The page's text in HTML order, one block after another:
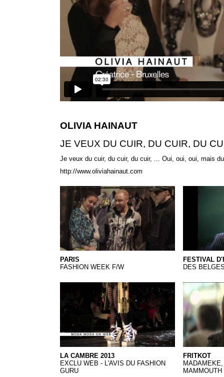
OLIVIA HAINAUT
JE VEUX DU CUIR, DU CUIR, DU
Je veux du cuir, du cuir, du cuir, ... Oui, oui, oui, mais
http://www.oliviahainaut.com
PARIS MIX TV.Qkt
PARIS
FASHION WEEK F/W
FESTIVAL
DES
LA CAMBRE 2013.Qkt
LA CAMBRE 2013
EXCLU WEB - L'AVIS DU FASHION
GURU
FritKot
FRITKOT
MAMMOUTH